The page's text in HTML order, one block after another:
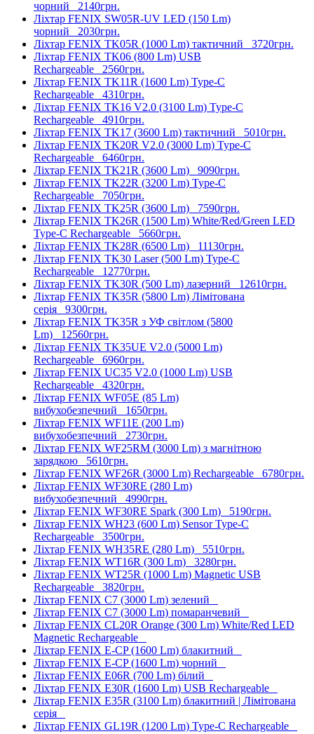
чорний 2140грн.
Ліхтар FENIX SW05R-UV LED (150 Lm)
чорний 2030грн.
Ліхтар FENIX TK05R (1000 Lm) тактичний 3720грн.
Ліхтар FENIX TK06 (800 Lm) USB
Rechargeable 2560грн.
Ліхтар FENIX TK11R (1600 Lm) Type-C
Rechargeable 4310грн.
Ліхтар FENIX TK16 V2.0 (3100 Lm) Type-C
Rechargeable 4910грн.
Ліхтар FENIX TK17 (3600 Lm) тактичний 5010грн.
Ліхтар FENIX TK20R V2.0 (3000 Lm) Type-C
Rechargeable 6460грн.
Ліхтар FENIX TK21R (3600 Lm) 9090грн.
Ліхтар FENIX TK22R (3200 Lm) Type-C
Rechargeable 7050грн.
Ліхтар FENIX TK25R (3600 Lm) 7590грн.
Ліхтар FENIX TK26R (1500 Lm) White/Red/Green LED
Type-C Rechargeable 5660грн.
Ліхтар FENIX TK28R (6500 Lm) 11130грн.
Ліхтар FENIX TK30 Laser (500 Lm) Type-C
Rechargeable 12770грн.
Ліхтар FENIX TK30R (500 Lm) лазерний 12610грн.
Ліхтар FENIX TK35R (5800 Lm) Лімітована
серія 9300грн.
Ліхтар FENIX TK35R з УФ світлом (5800
Lm) 12560грн.
Ліхтар FENIX TK35UE V2.0 (5000 Lm)
Rechargeable 6960грн.
Ліхтар FENIX UC35 V2.0 (1000 Lm) USB
Rechargeable 4320грн.
Ліхтар FENIX WF05E (85 Lm)
вибухобезпечний 1650грн.
Ліхтар FENIX WF11E (200 Lm)
вибухобезпечний 2730грн.
Ліхтар FENIX WF25RM (3000 Lm) з магнітною
зарядкою 5610грн.
Ліхтар FENIX WF26R (3000 Lm) Rechargeable 6780грн.
Ліхтар FENIX WF30RE (280 Lm)
вибухобезпечний 4990грн.
Ліхтар FENIX WF30RE Spark (300 Lm) 5190грн.
Ліхтар FENIX WH23 (600 Lm) Sensor Type-C
Rechargeable 3500грн.
Ліхтар FENIX WH35RE (280 Lm) 5510грн.
Ліхтар FENIX WT16R (300 Lm) 3280грн.
Ліхтар FENIX WT25R (1000 Lm) Magnetic USB
Rechargeable 3820грн.
Ліхтар FENIX C7 (3000 Lm) зелений
Ліхтар FENIX C7 (3000 Lm) помаранчевий
Ліхтар FENIX CL20R Orange (300 Lm) White/Red LED
Magnetic Rechargeable
Ліхтар FENIX E-CP (1600 Lm) блакитний
Ліхтар FENIX E-CP (1600 Lm) чорний
Ліхтар FENIX E06R (700 Lm) білий
Ліхтар FENIX E30R (1600 Lm) USB Rechargeable
Ліхтар FENIX E35R (3100 Lm) блакитний | Лімітована
серія
Ліхтар FENIX GL19R (1200 Lm) Type-C Rechargeable